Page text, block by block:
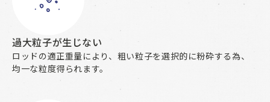
過大粒子が生じない
ロッドの適正重量により、粗い粒子を選択的に粉砕する為、
均一な粒度得られます。